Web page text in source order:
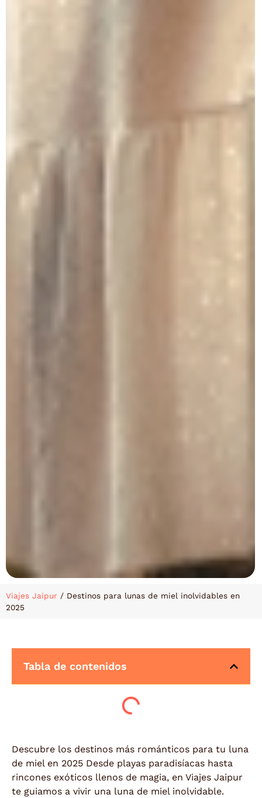
Viajes Jaipur / Destinos para lunas de miel inolvidables en
2025
Tabla de contenidos
Descubre los destinos más románticos para tu luna
de miel en 2025 Desde playas paradisíacas hasta
rincones exóticos llenos de magia, en Viajes Jaipur
te guiamos a vivir una luna de miel inolvidable.